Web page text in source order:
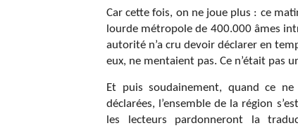
Car cette fois, on ne joue plus : ce
lourde métropole de 400.000 âmes
autorité n’a cru devoir déclarer en
eux, ne mentaient pas. Ce n’était pas
Et puis soudainement, quand ce
déclarées, l’ensemble de la région
les lecteurs pardonneront la